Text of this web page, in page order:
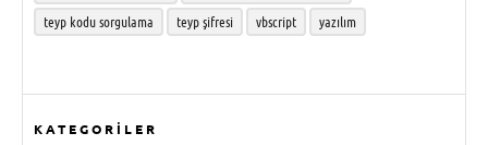
teyp kodu sorgulama
teyp şifresi vbscript yazılım
KATEGORILER